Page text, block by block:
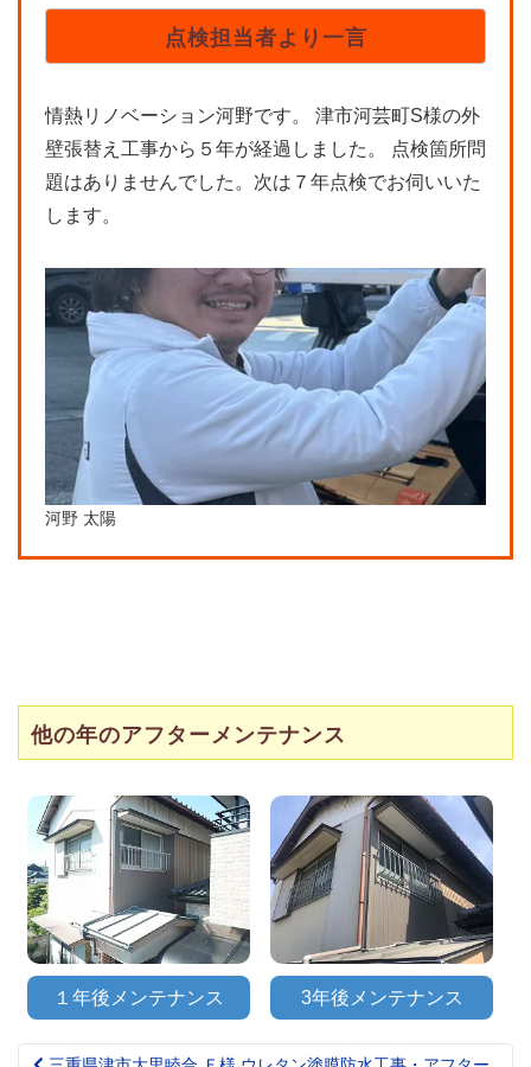
点検担当者より一言
情熱リノベーション河野です。 津市河芸町S様の外
壁張替え工事から５年が経過しました。 点検箇所問
題はありませんでした。次は７年点検でお伺いいた
します。
河野 太陽
他の年のアフターメンテナンス
１年後メンテナンス 3年後メンテナンス